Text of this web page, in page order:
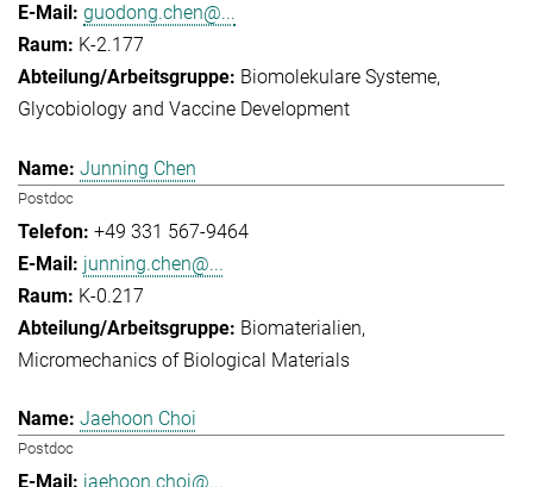
guodong.chen@...
K-2.177
Biomolekulare Systeme
Glycobiology and Vaccine Development
Junning Chen
Postdoc
+49 331 567-9464
junning.chen@...
K-0.217
Biomaterialien
Micromechanics of Biological Materials
Jaehoon Choi
Postdoc
jaehoon.choi@...